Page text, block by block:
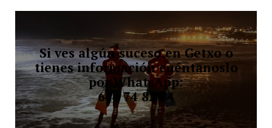
Si ves algún suceso en Getxo o
tienes información cuéntanoslo
por WhatsApp:
644 74 82 84